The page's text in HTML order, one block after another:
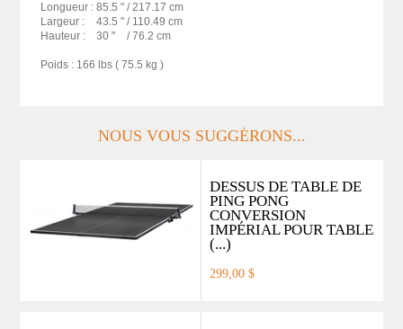
Longueur : 85.5 "/ 217.17 cm
Largeur :
43.5 "/ 110.49 cm
Hauteur :
30 " / 76.2 cm
Poids : 166 lbs ( 75.5 kg )
NOUS VOUS SUGGÉRONS...
DESSUS DE TABLE DE
PING PONG
CONVERSION
IMPÉRIAL POUR TABLE
(...)
299,00 $